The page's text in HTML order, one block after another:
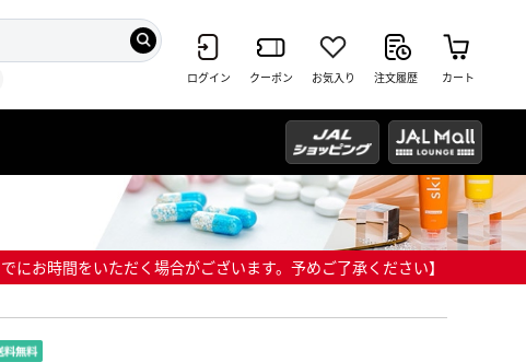
ログイン クーポン お気入り 注文履歴 カート
お時間をいただく場合がございます。予めご了承ください】